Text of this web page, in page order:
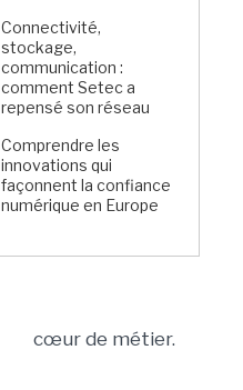
Connectivité,
stockage,
communication :
comment Setec a
repensé son réseau
Comprendre les
innovations qui
façonnent la confiance
numérique en Europe
cœur de métier.